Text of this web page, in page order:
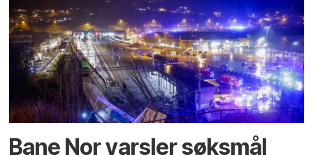
Bane Nor varsler søksmål